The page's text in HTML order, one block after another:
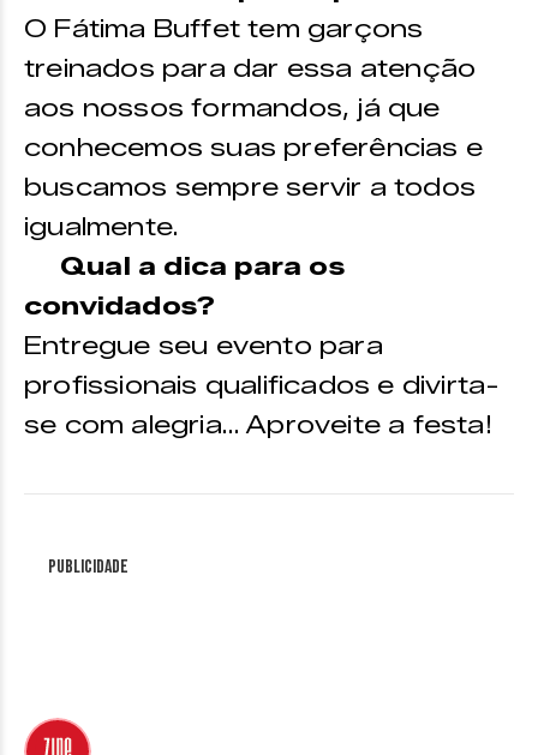
O Fátima Buffet tem garçons
treinados para dar essa atenção
aos nossos formandos, já que
conhecemos suas preferências e
buscamos sempre servir a todos
igualmente.
Qual a dica para os
convidados?
Entregue seu evento para
profissionais qualificados e divirta-
se com alegria… Aproveite a festa!
Publicidade